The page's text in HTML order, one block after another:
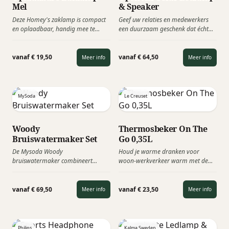
Mel
Deze Homey's zaklamp is compact
en oplaadbaar, handig mee te
lichtfuncties. De LED zaklamp is
perfect voor de klusser die graag de
handen uit de mouwen steekt en
vanaf € 19,50 Meer info
& Speaker
Geef uw relaties en medewerkers
een duurzaam geschenk dat écht
Air. Deze unieke dimbare ledlamp
met krachtige bluetooth speaker en
glazen Solarpaneel vormen samen
als buiten. Opladen kan via het
Solarpaneel en via de USB-C kabel.
vanaf € 64,50 Meer info
MySoda
Woody
Bruiswatermaker Set
De Mysoda Woody
bruiswatermaker combineert
duurzaamheid. Met dit stijlvolle
toestel maak je in enkele seconden
bruiswater van gewoon
uit de Woody, een CO₂-cilinder (60
vanaf € 69,50 Meer info
Le Creuset
Thermosbeker On The
Go 0,35L
Houd je warme dranken voor
woon-werkverkeer warm met de
Franse merk Le Creuset. Ontworpen
met een hoogwaardige afwerking
en doordachte details, een
vanaf € 23,50 Meer info